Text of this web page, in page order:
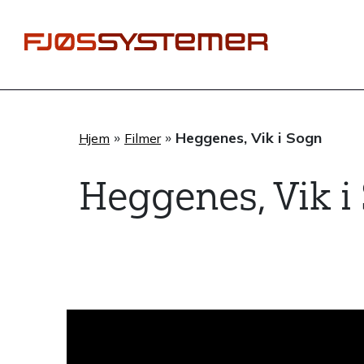
rett
Hjem » Filmer» Heggenes, Vik i Sogn
Heggenes, Vik i